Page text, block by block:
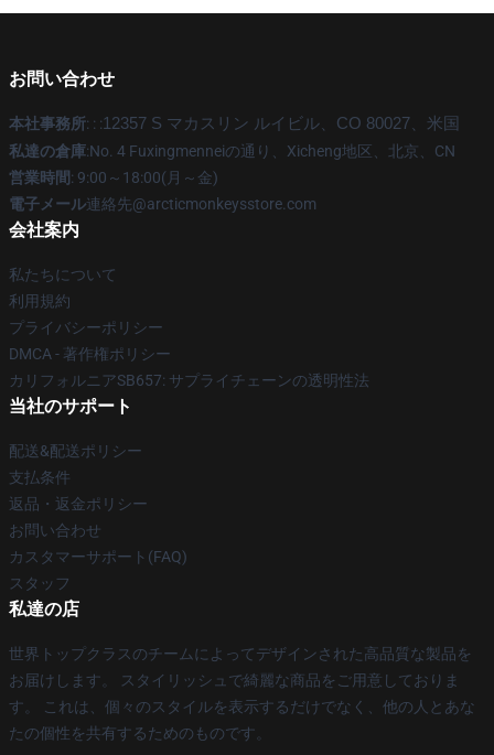
お問い合わせ
本社事務所: : :12357 S マカスリン ルイビル、CO 80027、米国
私達の倉庫:No. 4 Fuxingmenneiの通り、Xicheng地区、北京、CN
営業時間: 9:00～18:00(月～金)
電子メール連絡先@arcticmonkeysstore.com
会社案内
私たちについて
利用規約
プライバシーポリシー
DMCA - 著作権ポリシー
カリフォルニアSB657: サプライチェーンの透明性法
当社のサポート
配送&配送ポリシー
支払条件
返品・返金ポリシー
お問い合わせ
カスタマーサポート(FAQ)
スタッフ
私達の店
世界トップクラスのチームによってデザインされた高品質な製品を
お届けします。 スタイリッシュで綺麗な商品をご用意しておりま
す。 これは、個々のスタイルを表示するだけでなく、他の人とあな
たの個性を共有するためのものです。